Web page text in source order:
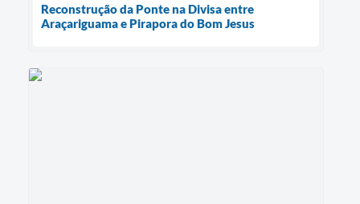
Reconstrução da Ponte na Divisa entre
Araçariguama e Pirapora do Bom Jesus